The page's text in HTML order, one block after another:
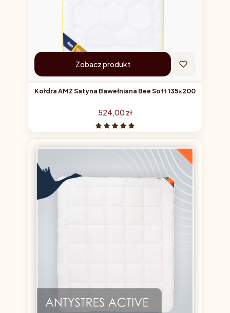
Zobacz produkt
Kołdra AMZ Satyna Bawełniana Bee Soft 135x200
Cena
524,00 zł